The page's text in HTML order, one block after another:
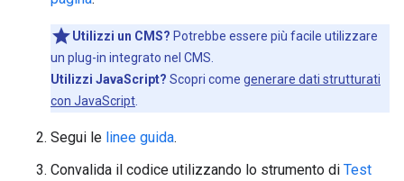
Utilizzi un CMS? Potrebbe essere più facile utilizzare
un plug-in integrato nel CMS.
Utilizzi JavaScript? Scopri come generare dati strutturati
con JavaScript
Segui le linee guida.
Convalida il codice utilizzando lo strumento di Test